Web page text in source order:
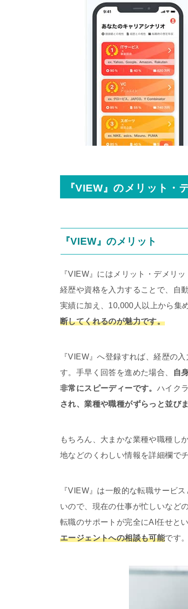
『VIEW』のメリット・
『VIEW』のメリット
『VIEW』にはメリット・デメリッ
経歴や資格を入力することで、自
実績に加え、10,000人以上から集
断してくれるのが魅力です。
『VIEW』へ登録すれば、経歴の
す。手早く回答を進めた場合、
自
非常にスピーディーです。 ハイク
され、業種や職種がずらっと並びま
もちろん、大まかな業種や職種し
地などのくわしい情報を詳細欄で
『VIEW』は一般的な転職サービ
いので、現在の仕事が忙しいなど
転職のサポートが完全にAI任せと
エージェントへの相談も可能です。